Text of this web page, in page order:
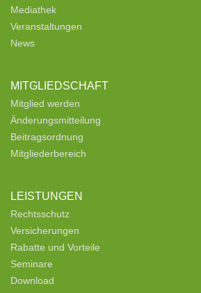
Mediathek
Veranstaltungen
News
MITGLIEDSCHAFT
Mitglied werden
Änderungsmitteilung
Beitragsordnung
Mitgliederbereich
LEISTUNGEN
Rechtsschutz
Versicherungen
Rabatte und Vorteile
Seminare
Download